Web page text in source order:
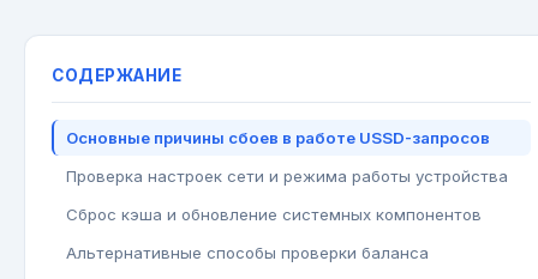
СОДЕРЖАНИЕ
Основные причины сбоев в работе USSD-запросов
Проверка настроек сети и режима работы устройства
Сброс кэша и обновление системных компонентов
Альтернативные способы проверки баланса